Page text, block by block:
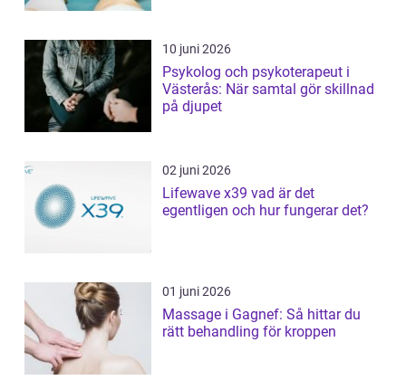
10 juni 2026
Psykolog och psykoterapeut i
Västerås: När samtal gör skillnad
på djupet
02 juni 2026
Lifewave x39 vad är det
egentligen och hur fungerar det?
01 juni 2026
Massage i Gagnef: Så hittar du
rätt behandling för kroppen